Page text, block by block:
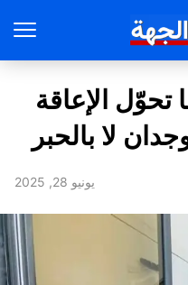
الإعاقة
لا بالحبر
يونيو 28, 2025